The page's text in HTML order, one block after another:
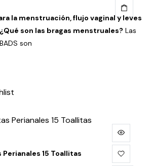
la menstruación, flujo vaginal y leves
¿Qué son las bragas menstruales? Las
son
15 Toallitas